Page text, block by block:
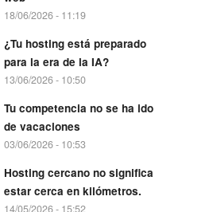
18/06/2026 - 11:19
¿Tu hosting está preparado
para la era de la IA?
13/06/2026 - 10:50
Tu competencia no se ha ido
de vacaciones
03/06/2026 - 10:53
Hosting cercano no significa
estar cerca en kilómetros.
14/05/2026 - 15:52